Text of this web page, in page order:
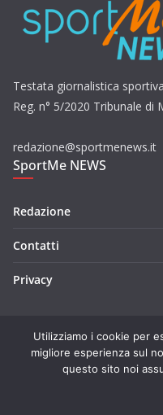
Testata giornalistica sportiva
Reg. n° 5/2020 Tribunale di
redazione@sportmenews.it
SportMe NEWS
Redazione
Contatti
Privacy
Copyright © 2026
di
Utilizziamo i cookie per
migliore esperienza sul
questo sito noi